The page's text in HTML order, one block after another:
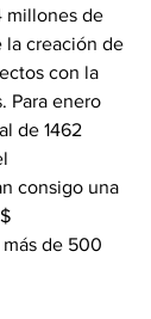
millones de
la creación de
con la
Para enero
de 1462
consigo una
de 500